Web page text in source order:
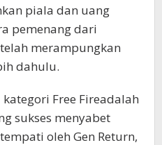
piala dan uang
pemenang dari
merampungkan
dahulu.
Free Fireadalah
sukses menyabet
oleh Gen Return,